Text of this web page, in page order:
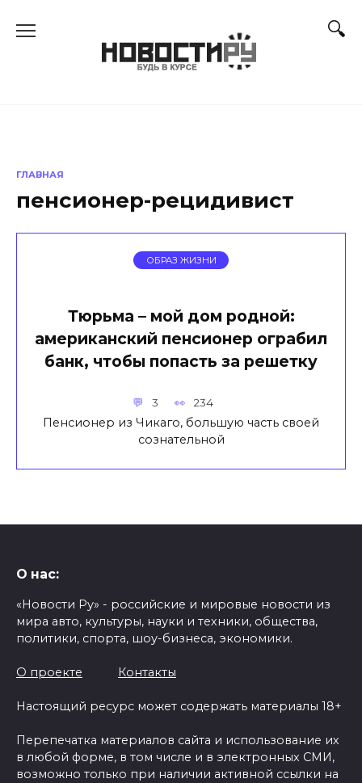
ГЛАВНАЯ
пенсионер-рецидивист
ОБРАЗ ЖИЗНИ
Тюрьма – мой дом родной:
американский пенсионер ограбил
банк, чтобы попасть за решетку
3 234
Пенсионер из Чикаго, большую часть своей
сознательной
О нас:
«Новости Ру» - российские и мировые новости из
мира авто, культуры, науки и техники, общества,
политики, спорта, шоу-бизнеса, экономики.
О проекте Контакты
Настоящий ресурс может содержать материалы 18+
Перепечатка материалов сайта и использование их
в любой форме, в том числе и в электронных СМИ,
возможно только при наличии активной ссылки на